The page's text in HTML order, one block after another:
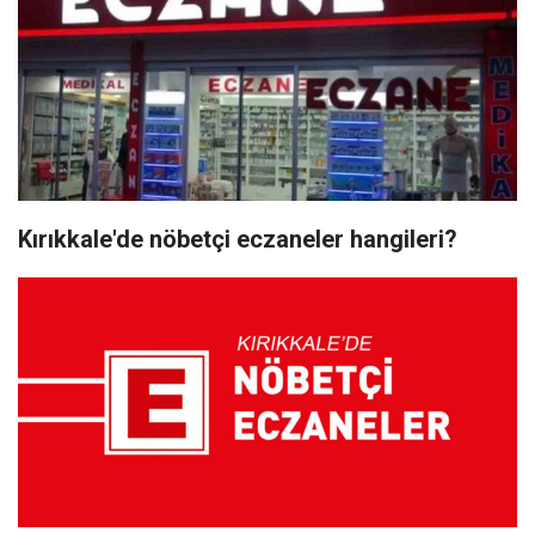
Kırıkkale'de nöbetçi eczaneler hangileri?